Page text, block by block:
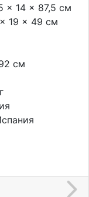
× 14 × 87,5 см
19 × 49 см
см